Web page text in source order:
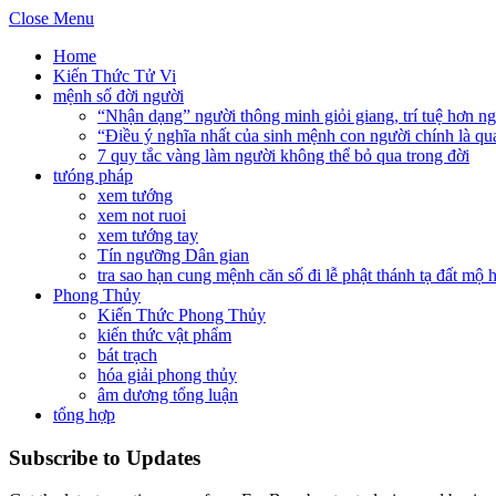
Close Menu
Home
Kiến Thức Tử Vi
mệnh số đời người
“Nhận dạng” người thông minh giỏi giang, trí tuệ hơn
“Điều ý nghĩa nhất của sinh mệnh con người chính là
7 quy tắc vàng làm người không thể bỏ qua trong đời
tưóng pháp
xem tướng
xem not ruoi
xem tướng tay
Tín ngưỡng Dân gian
tra sao hạn cung mệnh căn số đi lễ phật thánh tạ đất mộ
Phong Thủy
Kiến Thức Phong Thủy
kiến thức vật phẩm
bát trạch
hóa giải phong thủy
âm dương tổng luận
tổng hợp
Subscribe to Updates